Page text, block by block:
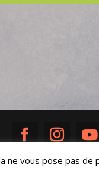
♥ parSandra Poisson|
ne vous pose pas de